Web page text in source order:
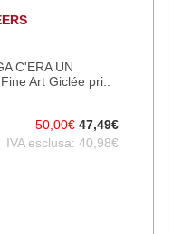
C'ERA UN
Art Giclée pri..
50,00€ 47,49€
IVA esclusa: 40,98€